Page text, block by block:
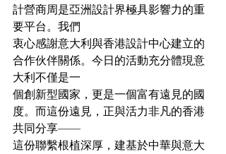
計營商周是亞洲設計界極具影響力的重
要平台。我們
衷心感謝意大利與香港設計中心建立的
合作伙伴關係。今日的活動充分體現意
大利不僅是一
個創新型國家，更是一個富有遠見的國
度。而這份遠見，正與活力非凡的香港
共同分享——
這份聯繫根植深厚，建基於中華與意大